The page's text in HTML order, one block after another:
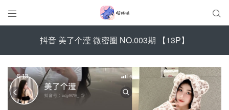
 
抖音 美了个滢 微密圈 NO.003期 【13P】